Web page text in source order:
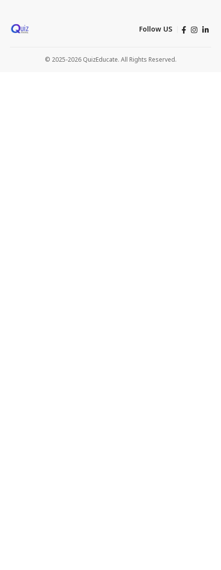
Follow US
© 2025-2026 QuizEducate. All Rights Reserved.